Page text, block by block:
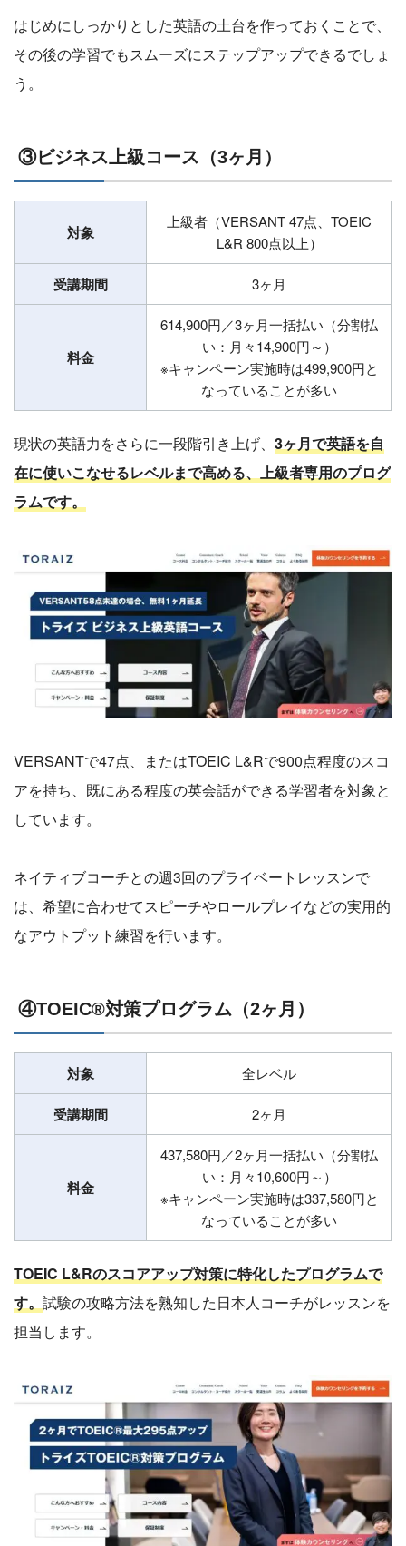
はじめにしっかりとした英語の土台を作っておくことで、
その後の学習でもスムーズにステップアップできるでしょ
う。
③ビジネス上級コース（3ヶ月）
対象
上級者（VERSANT 47点、TOEIC
L&R 800点以上）
受講期間 3ヶ月
料金
614,900円／3ヶ月一括払い（分割払
い：月々14,900円～）
※キャンペーン実施時は499,900円と
なっていることが多い
現状の英語力をさらに一段階引き上げ、 3ヶ月で英語を自
在に使いこなせるレベルまで高める、上級者専用のプログ
ラムです。
VERSANTで47点、またはTOEIC L&Rで900点程度のスコ
アを持ち、既にある程度の英会話ができる学習者を対象と
しています。
ネイティブコーチとの週3回のプライベートレッスンで
は、希望に合わせてスピーチやロールプレイなどの実用的
なアウトプット練習を行います。
④TOEIC®対策プログラム（2ヶ月）
対象 全レベル
受講期間 2ヶ月
料金
437,580円／2ヶ月一括払い（分割払
い：月々10,600円～）
※キャンペーン実施時は337,580円と
なっていることが多い
TOEIC L&Rのスコアアップ対策に特化したプログラムで
す。 試験の攻略方法を熟知した日本人コーチがレッスンを
担当します。